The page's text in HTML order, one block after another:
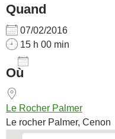
Quand
07/02/2016
15 h 00 min
Où
Le Rocher Palmer
Le rocher Palmer, Cenon